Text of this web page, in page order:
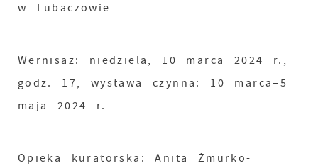
w Lubaczowie
Wernisaż: niedziela, 10 marca 2024 r.,
godz. 17, wystawa czynna: 10 marca–5
maja 2024 r.
Opieka kuratorska: Anita Żmurko-